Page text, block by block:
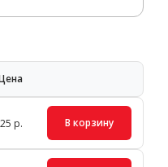
р. В корзину